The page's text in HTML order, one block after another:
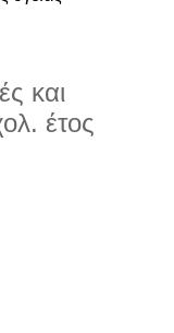
και
έτος